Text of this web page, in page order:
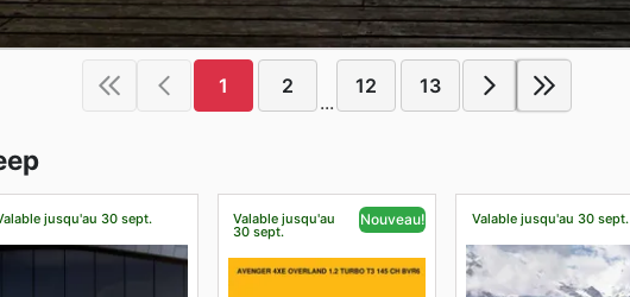
1 2
...
12 13
jusqu'au 30 sept. Valable jusqu'au
30 sept.
Nouveau! Valable jusqu'au 30 sept.